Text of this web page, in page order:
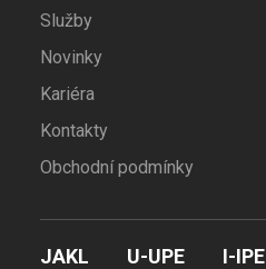
Služby
Novinky
Kariéra
Kontakty
Obchodní podmínky
JAKL U-UPE I-IPE